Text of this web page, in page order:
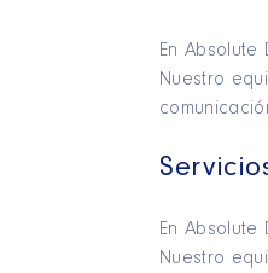
En
Nuestro
En Absolute
Nuestro